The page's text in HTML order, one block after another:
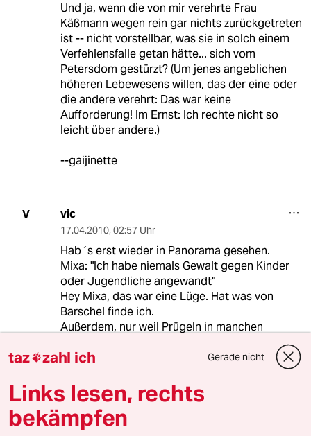
Und ja, wenn die von mir verehrte Frau
Käßmann wegen rein gar nichts zurückgetreten
ist -- nicht vorstellbar, was sie in solch einem
Verfehlensfalle getan hätte... sich vom
Petersdom gestürzt? (Um jenes angeblichen
höheren Lebewesens willen, das der eine oder
die andere verehrt: Das war keine
Aufforderung! Im Ernst: Ich rechte nicht so
leicht über andere.)
--gaijinette
V vic
17.04.2010, 02:57 Uhr
Hab´s erst wieder in Panorama gesehen.
Mixa: "Ich habe niemals Gewalt gegen Kinder
oder Jugendliche angewandt"
Hey Mixa, das war eine Lüge. Hat was von
Barschel finde ich.
Außerdem, nur weil Prügeln in manchen
richtig.
karikativen Geldern in die eigene Tasche.
Zeit zu gehen alter Mann. Am besten schnell
und leise.
taz zahl ich Gerade nicht
Links lesen, rechts
bekämpfen